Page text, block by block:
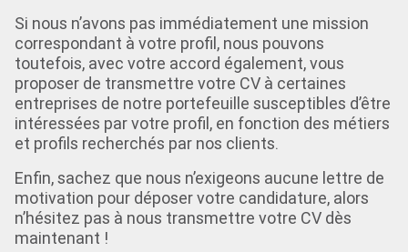
Si nous n’avons pas immédiatement une mission
correspondant à votre profil, nous pouvons
toutefois, avec votre accord également, vous
proposer de transmettre votre CV à certaines
entreprises de notre portefeuille susceptibles d’être
intéressées par votre profil, en fonction des métiers
et profils recherchés par nos clients.
Enfin, sachez que nous n’exigeons aucune lettre de
motivation pour déposer votre candidature, alors
n’hésitez pas à nous transmettre votre CV dès
maintenant !